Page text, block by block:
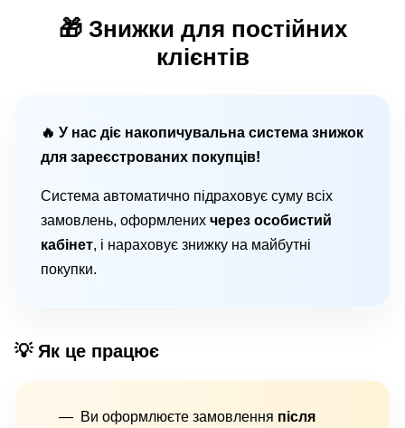
🎁 Знижки для постійних
клієнтів
🔥 У нас діє накопичувальна система знижок
для зареєстрованих покупців!
Система автоматично підраховує суму всіх
замовлень, оформлених через особистий
кабінет, і нараховує знижку на майбутні
покупки.
💡 Як це працює
Ви оформлюєте замовлення після